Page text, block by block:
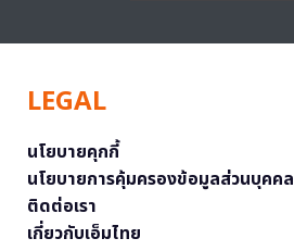
LEGAL
นโยบายคุกกี้
นโยบายการคุ้มครองข้อมูลส่วนบุคคล
ติดต่อเรา
เกี่ยวกับเอ็มไทย